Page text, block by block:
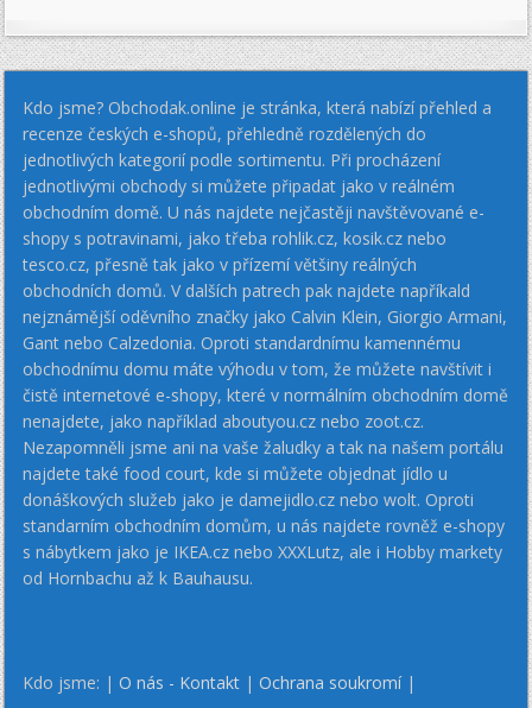
Kdo jsme? Obchodak.online je stránka, která nabízí přehled a
recenze českých e-shopů, přehledně rozdělených do
jednotlivých kategorií podle sortimentu. Při procházení
jednotlivými obchody si můžete připadat jako v reálném
obchodním domě. U nás najdete nejčastěji navštěvované e-
shopy s potravinami, jako třeba rohlik.cz, kosik.cz nebo
tesco.cz, přesně tak jako v přízemí většiny reálných
obchodních domů. V dalších patrech pak najdete napříkald
nejznámější oděvního značky jako Calvin Klein, Giorgio Armani,
Gant nebo Calzedonia. Oproti standardnímu kamennému
obchodnímu domu máte výhodu v tom, že můžete navštívit i
čistě internetové e-shopy, které v normálním obchodním domě
nenajdete, jako například aboutyou.cz nebo zoot.cz.
Nezapomněli jsme ani na vaše žaludky a tak na našem portálu
najdete také food court, kde si můžete objednat jídlo u
donáškových služeb jako je damejidlo.cz nebo wolt. Oproti
standarním obchodním domům, u nás najdete rovněž e-shopy
s nábytkem jako je IKEA.cz nebo XXXLutz, ale i Hobby markety
od Hornbachu až k Bauhausu.
Kdo jsme: |O nás - Kontakt |Ochrana soukromí|